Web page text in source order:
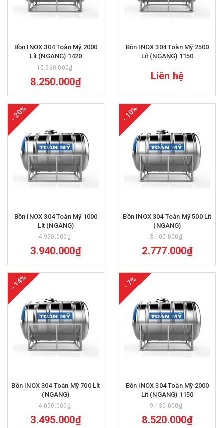
Bồn INOX 304 Toàn Mỹ 2000
Lít (NGANG) 1420
10.560.000₫
8.250.000₫
Bồn INOX 304 Toàn Mỹ 2500
Lít (NGANG) 1150
Liên hệ
- 20%
Bồn INOX 304 Toàn Mỹ 1000
Lít (NGANG)
4.950.000₫
3.940.000₫
- 10%
Bồn INOX 304 Toàn Mỹ 500 Lít
(NGANG)
3.100.000₫
2.777.000₫
- 14%
Bồn INOX 304 Toàn Mỹ 700 Lít
(NGANG)
4.050.000₫
3.495.000₫
- 7%
Bồn INOX 304 Toàn Mỹ 2000
Lít (NGANG) 1150
9.130.000₫
8.520.000₫